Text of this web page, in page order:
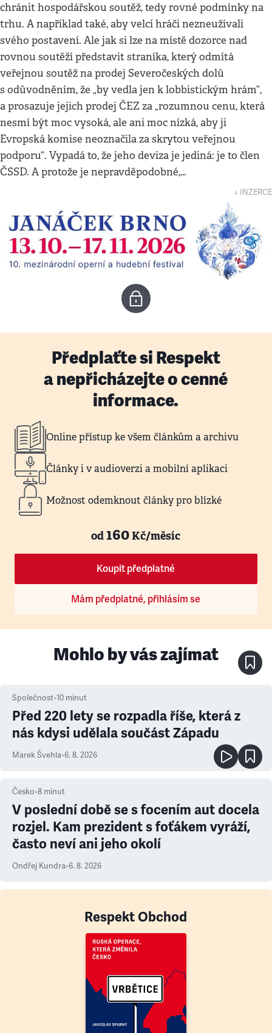
chránit hospodářskou soutěž, tedy rovné podmínky na
trhu. A například také, aby velcí hráči nezneužívali
svého postavení. Ale jak si lze na místě dozorce nad
rovnou soutěží představit straníka, který odmítá
veřejnou soutěž na prodej Severočeských dolů
s odůvodněním, že „by vedla jen k lobbistickým hrám“,
a prosazuje jejich prodej ČEZ za „rozumnou cenu, která
nesmí být moc vysoká, ale ani moc nízká, aby ji
Evropská komise neoznačila za skrytou veřejnou
podporu“. Vypadá to, že jeho deviza je jediná: je to člen
ČSSD. A protože je nepravděpodobné,…
↓ INZERCE
Předplaťte si Respekt
a nepřicházejte o cenné
informace.
Online přístup ke všem článkům a archivu
Články i v audioverzi a mobilní aplikaci
Možnost odemknout články pro blízké
od160Kč/měsíc
Koupit předplatné
Mám předplatné, přihlásím se
Mohlo by vás zajímat
Společnost•10 minut
Před 220 lety se rozpadla říše, která z
nás kdysi udělala součást Západu
Marek Švehla•6. 8. 2026
Česko•8 minut
V poslední době se s focením aut docela
rozjel. Kam prezident s foťákem vyráží,
často neví ani jeho okolí
Ondřej Kundra•6. 8. 2026
Respekt Obchod